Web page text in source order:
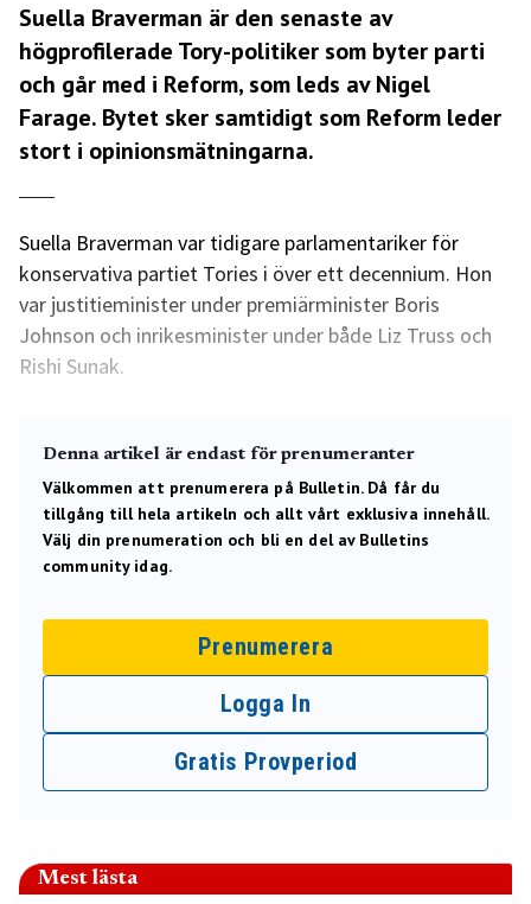
Suella Braverman är den senaste av
högprofilerade Tory-politiker som byter parti
och går med i Reform, som leds av Nigel
Farage. Bytet sker samtidigt som Reform leder
stort i opinionsmätningarna.
Suella Braverman var tidigare parlamentariker för
konservativa partiet Tories i över ett decennium. Hon
var justitieminister under premiärminister Boris
Johnson och inrikesminister under både Liz Truss och
Rishi Sunak.
Denna artikel är endast för prenumeranter
Välkommen att prenumerera på Bulletin. Då får du
tillgång till hela artikeln och allt vårt exklusiva innehåll.
Välj din prenumeration och bli en del av Bulletins
community idag.
Prenumerera
Logga In
Gratis Provperiod
Mest lästa